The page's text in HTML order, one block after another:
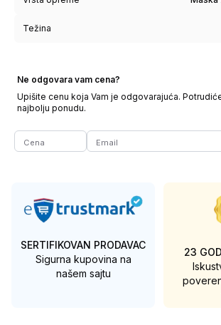
Težina
Ne odgovara vam cena?
Upišite cenu koja Vam je odgovarajuća.
najbolju ponudu.
SERTIFIKOVAN PRODAVAC
Sigurna kupovina na
našem sajtu
23